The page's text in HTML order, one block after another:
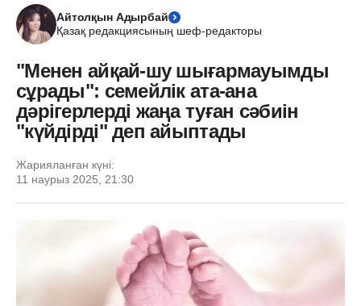
Айтолқын Адырбай
Қазақ редакциясының шеф-редакторы
"Менен айқай-шу шығармауымды
сұрады": семейлік ата-ана
дәрігерлерді жаңа туған сәбиін
"күйдірді" деп айыптады
Жарияланған күні:
11 наурыз 2025, 21:30